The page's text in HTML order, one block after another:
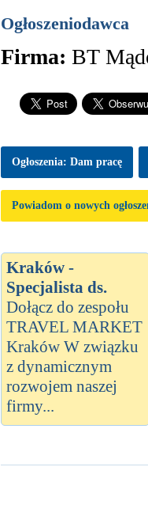
Ogłoszeniodawca
Firma: BT
Ogłoszenia: Dam pracę
Powiadom o nowych
Kraków -
Specjalista ds.
Dołącz do zespołu
TRAVEL MARKET
Kraków W związku
z dynamicznym
rozwojem naszej
firmy...